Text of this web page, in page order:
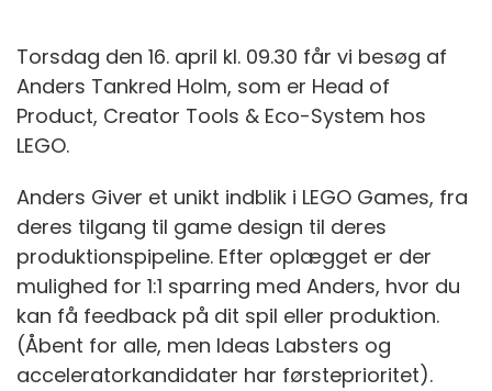
Torsdag den 16. april kl. 09.30 får vi besøg af
Anders Tankred Holm, som er Head of
Product, Creator Tools & Eco-System hos
LEGO.
Anders Giver et unikt indblik i LEGO Games, fra
deres tilgang til game design til deres
produktionspipeline. Efter oplægget er der
mulighed for 1:1 sparring med Anders, hvor du
kan få feedback på dit spil eller produktion.
(Åbent for alle, men Ideas Labsters og
acceleratorkandidater har førsteprioritet).